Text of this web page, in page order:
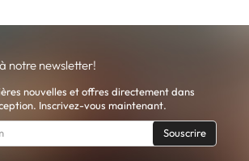
notre newsletter!
nouvelles et offres directement dans
Inscrivez-vous maintenant.
Souscrire